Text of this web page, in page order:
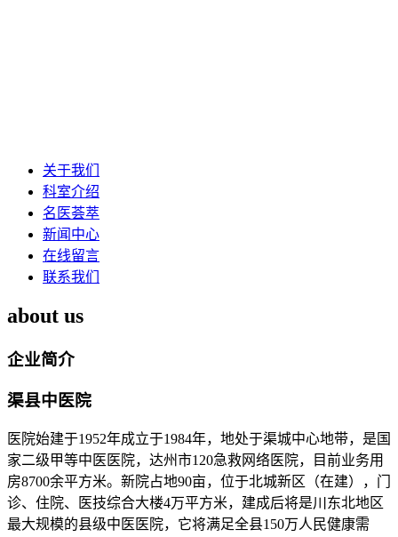
关于我们
科室介绍
名医荟萃
新闻中心
在线留言
联系我们
about us
企业简介
渠县中医院
医院始建于1952年成立于1984年，地处于渠城中心地带，是国
家二级甲等中医医院，达州市120急救网络医院，目前业务用
房8700余平方米。新院占地90亩，位于北城新区（在建），门
诊、住院、医技综合大楼4万平方米，建成后将是川东北地区
最大规模的县级中医医院，它将满足全县150万人民健康需